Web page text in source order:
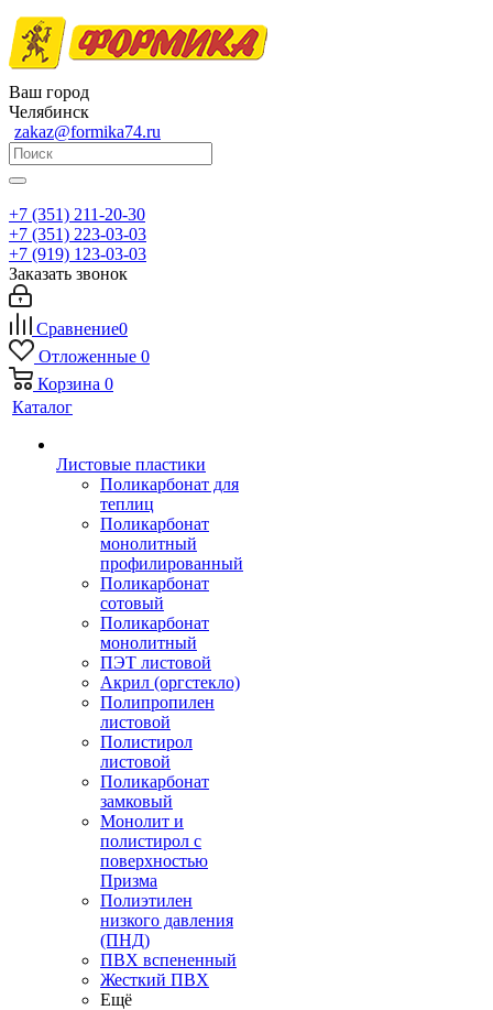
Ваш город
Челябинск
zakaz@formika74.ru
+7 (351) 211-20-30
+7 (351) 223-03-03
+7 (919) 123-03-03
Заказать звонок
Сравнение0
Отложенные 0
Корзина 0
Каталог
Листовые пластики
Поликарбонат для
теплиц
Поликарбонат
монолитный
профилированный
Поликарбонат
сотовый
Поликарбонат
монолитный
ПЭТ листовой
Акрил (оргстекло)
Полипропилен
листовой
Полистирол
листовой
Поликарбонат
замковый
Монолит и
полистирол с
поверхностью
Призма
Полиэтилен
низкого давления
(ПНД)
ПВХ вспененный
Жесткий ПВХ
Ещё